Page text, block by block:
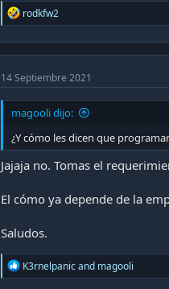
R
e
i
o
n
s
rodkfw2
14 Septiembre 2021
magooli dijo:
¿Y cómo les dicen que
Jajaja no. Tomas el
El cómo ya depende de la
Saludos.
R
e
K3rnelpanicand magooli